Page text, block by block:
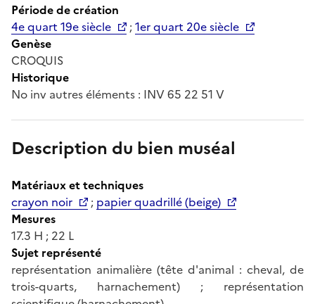
Période de création
4e quart 19e siècle
;1er quart 20e siècle
Genèse
CROQUIS
Historique
No inv autres éléments : INV 65 22 51 V
Description du bien muséal
Matériaux et techniques
crayon noir
; papier quadrillé (beige)
Mesures
17.3 H ; 22 L
Sujet représenté
représentation animalière (tête d'animal : cheval, de
trois-quarts, harnachement) ; représentation